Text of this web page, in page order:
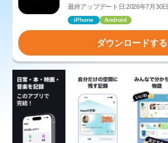
最終アップデート日:2026年7月30日
iPhone Android
ダウンロードする